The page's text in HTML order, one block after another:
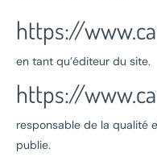
https://
en tant qu’éditeur du site.
https://
responsable de la qualité
publie.